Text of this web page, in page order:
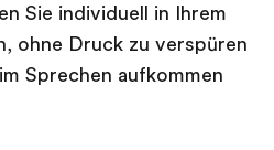
Sie individuell in Ihrem
ohne Druck zu verspüren
Sprechen aufkommen